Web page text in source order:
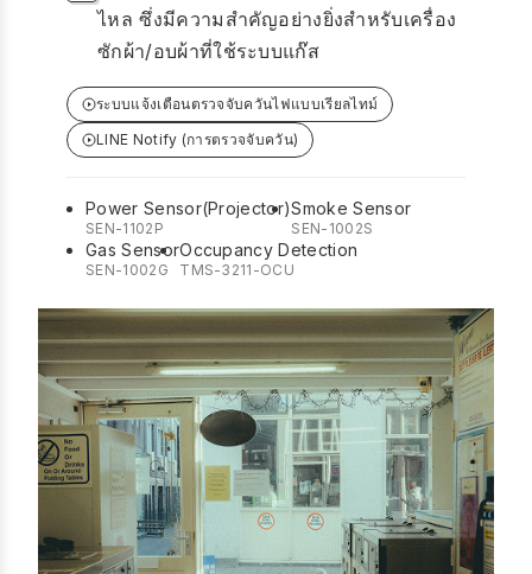
ไหล ซึ่งมีความสำคัญอย่างยิ่งสำหรับเครื่อง
ซักผ้า/อบผ้าที่ใช้ระบบแก๊ส
ระบบแจ้งเตือนตรวจจับควันไฟแบบเรียลไทม์
LINE Notify (การตรวจจับควัน)
Power Sensor(Projector)
SEN-1102P
Smoke Sensor
SEN-1002S
Gas Sensor
SEN-1002G
Occupancy Detection
TMS-3211-OCU